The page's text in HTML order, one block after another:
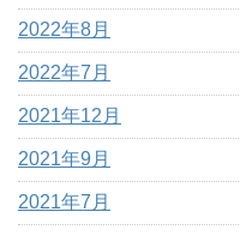
2022年8月
2022年7月
2021年12月
2021年9月
2021年7月